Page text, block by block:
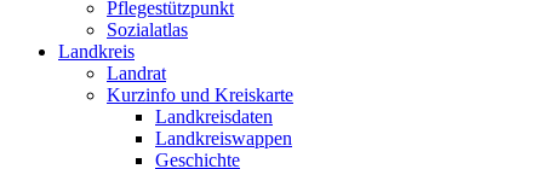
Pflegestützpunkt
Sozialatlas
Landkreis
Landrat
Kurzinfo und Kreiskarte
Landkreisdaten
Landkreiswappen
Geschichte